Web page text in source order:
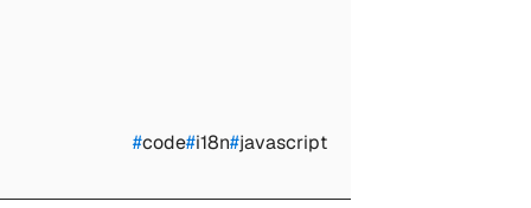
#code#i18n#javascript